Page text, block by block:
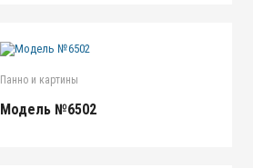
Панно и картины
Модель №6502